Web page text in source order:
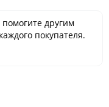
другим
покупателя.